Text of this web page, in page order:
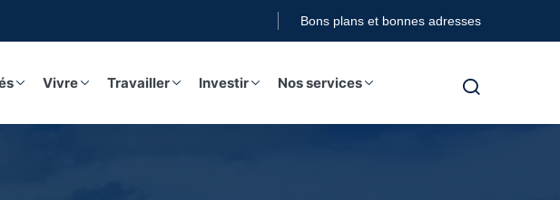
Bons plans et bonnes adresses
Vivre Travailler Investir Nos services